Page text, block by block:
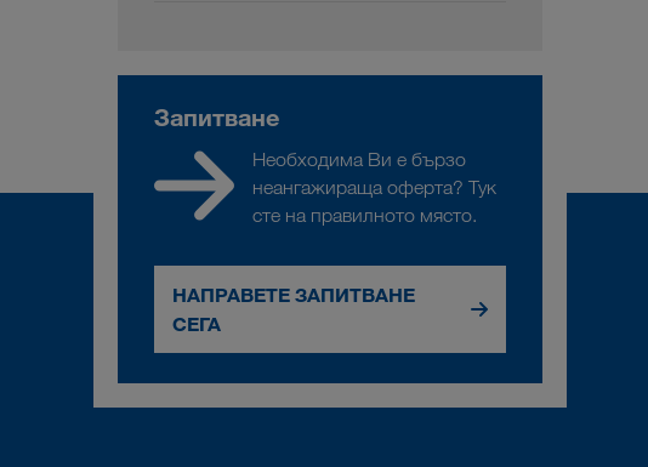
Запитване
Необходима Ви е бързо
неангажираща оферта? Тук
сте на правилното място.
НАПРАВЕТЕ ЗАПИТВАНЕ
СЕГА